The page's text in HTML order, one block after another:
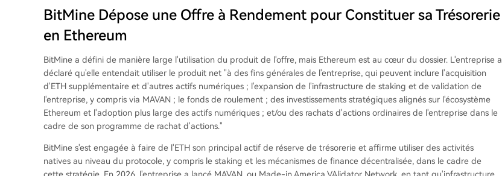
BitMine Dépose une Offre à Rendement pour Constituer sa Trésorerie
en Ethereum
BitMine a défini de manière large l'utilisation du produit de l'offre, mais Ethereum est au cœur du dossier. L'entreprise a
déclaré qu'elle entendait utiliser le produit net "à des fins générales de l'entreprise, qui peuvent inclure l'acquisition
d'ETH supplémentaire et d'autres actifs numériques ; l'expansion de l'infrastructure de staking et de validation de
l'entreprise, y compris via MAVAN ; le fonds de roulement ; des investissements stratégiques alignés sur l'écosystème
Ethereum et l'adoption plus large des actifs numériques ; et/ou des rachats d'actions ordinaires de l'entreprise dans le
cadre de son programme de rachat d'actions."
BitMine s'est engagée à faire de l'ETH son principal actif de réserve de trésorerie et affirme utiliser des activités
natives au niveau du protocole, y compris le staking et les mécanismes de finance décentralisée, dans le cadre de